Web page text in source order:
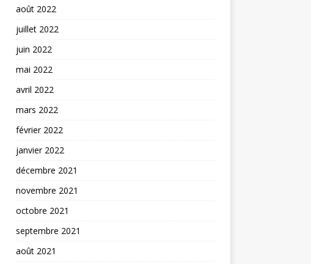
août 2022
juillet 2022
juin 2022
mai 2022
avril 2022
mars 2022
février 2022
janvier 2022
décembre 2021
novembre 2021
octobre 2021
septembre 2021
août 2021